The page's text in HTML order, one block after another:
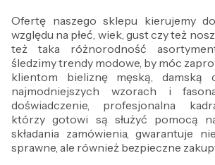
Ofertę naszego sklepu kierujemy
względu na płeć, wiek, gust czy też
też taka różnorodność
śledzimy trendy modowe, by móc
klientom bieliznę męską, damską
najmodniejszych wzorach i
doświadczenie, profesjonalna
którzy gotowi są służyć pomocą
składania zamówienia, gwarantuje
sprawne, ale również bezpieczne